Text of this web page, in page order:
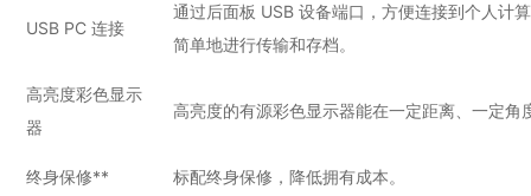
USB PC 连接
通过后面板 USB 设备端口，方便连接到个人计
简单地进行传输和存档。
高亮度彩色显示
器
高亮度的有源彩色显示器能在一定距离、一定
终身保修** 标配终身保修，降低拥有成本。